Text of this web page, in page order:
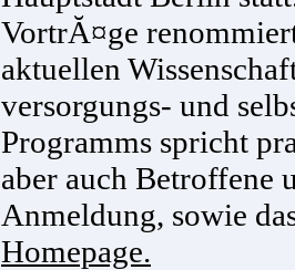
VortrĂ¤ge
aktuellen
versorgungs- und
Programms spricht
aber auch Betroffene
Anmeldung, sowie
Homepage.